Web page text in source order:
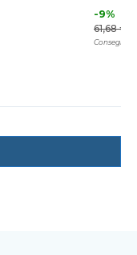
-9%
61,68 €
Consegna